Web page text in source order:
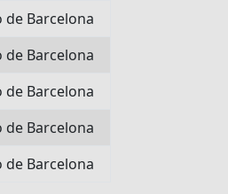
de Barcelona
de Barcelona
de Barcelona
de Barcelona
de Barcelona